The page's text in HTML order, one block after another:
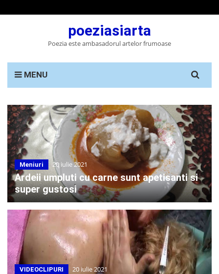
poeziasiarta
Poezia este ambasadorul artelor frumoase
MENU
for:
Meniuri 20 iulie 2021
Ardeii umpluti cu carne sunt apetisanti si
super gustosi
VIDEOCLIPURI 20 iulie 2021